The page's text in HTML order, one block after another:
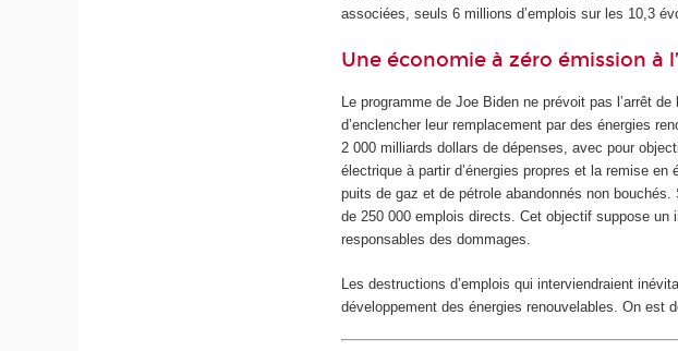
associées, seuls 6 millions d’emplois sur les 10,3
Une économie à zéro émission à
Le programme de Joe Biden ne prévoit pas l’arrêt
d’enclencher leur remplacement par des énergies
2 000 milliards dollars de dépenses, avec pour
électrique à partir d’énergies propres et la remise
puits de gaz et de pétrole abandonnés non
de 250 000 emplois directs. Cet objectif suppose un
responsables des dommages.
Les destructions d’emplois qui interviendraient
développement des énergies renouvelables. On est